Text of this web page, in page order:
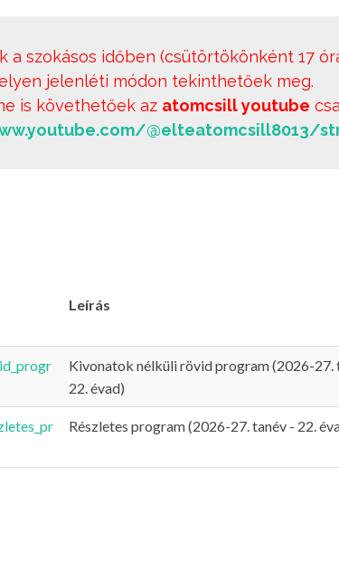
a szokásos időben (csütörtökönként 17
jelenléti módon tekinthetőek meg.
is követhetőek az atomcsill youtube
@elteatomcsill8013/
Leírás
Kivonatok nélküli rövid program (2026-27.
22. évad)
Részletes program (2026-27. tanév - 22.